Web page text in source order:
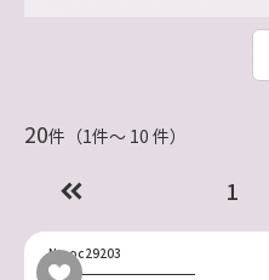
20件（1件〜 10 件）
1
No.oc29203